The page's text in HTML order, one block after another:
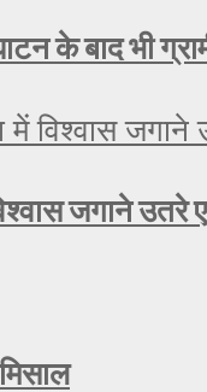
के बाद भी
जगाने